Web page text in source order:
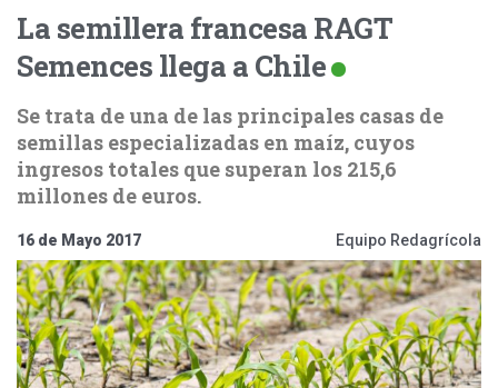
La semillera francesa RAGT
Semences llega a Chile
Se trata de una de las principales casas de
semillas especializadas en maíz, cuyos
ingresos totales que superan los 215,6
millones de euros.
16 de Mayo 2017 Equipo Redagrícola